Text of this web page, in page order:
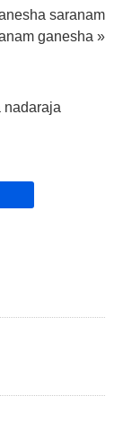
saranam
ganesha »
nadaraja